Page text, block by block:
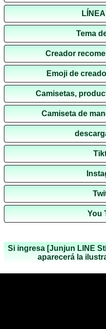
Tema
Creador
Emoji de
Camisetas,
Camiseta de
You
Si ingresa [Junjun LINE
aparecerá la